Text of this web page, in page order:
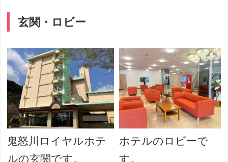
玄関・ロビー
鬼怒川ロイヤルホテ
ルの玄関です。
ホテルのロビーで
す。